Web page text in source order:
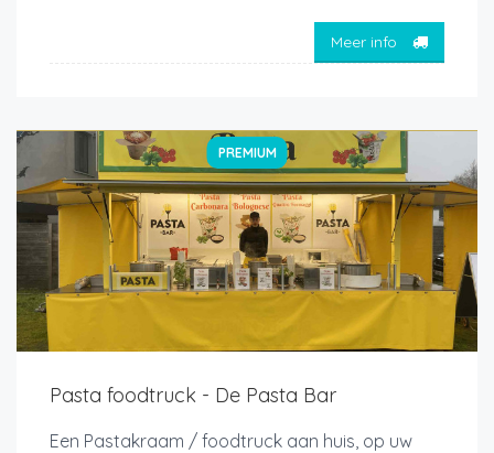
Meer info
PREMIUM
Pasta foodtruck - De Pasta Bar
Een Pastakraam / foodtruck aan huis, op uw